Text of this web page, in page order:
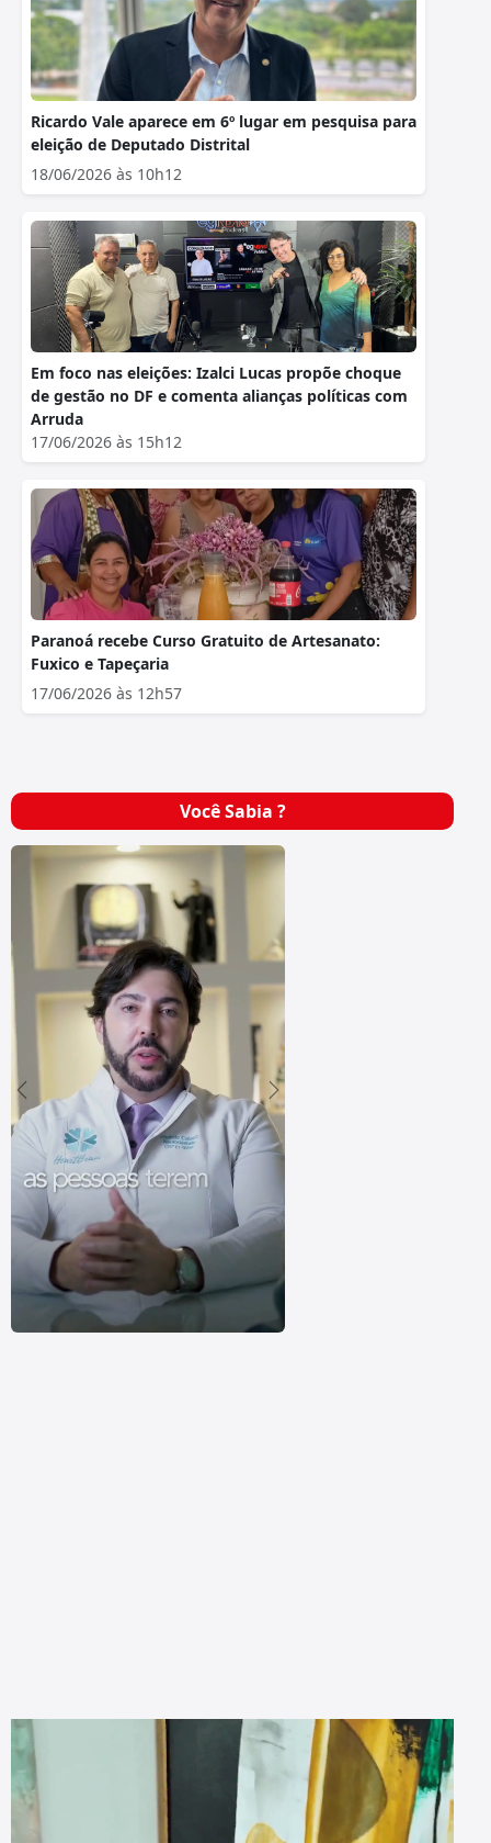
Ricardo Vale aparece em 6º lugar em pesquisa para
eleição de Deputado Distrital
18/06/2026 às 10h12
Em foco nas eleições: Izalci Lucas propõe choque
de gestão no DF e comenta alianças políticas com
Arruda
17/06/2026 às 15h12
Paranoá recebe Curso Gratuito de Artesanato:
Fuxico e Tapeçaria
17/06/2026 às 12h57
Você Sabia ?